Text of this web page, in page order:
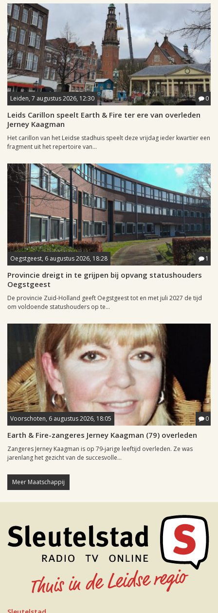
Leiden, 7 augustus 2026, 12:30 0
Leids Carillon speelt Earth & Fire ter ere van overleden
Jerney Kaagman
Het carillon van het Leidse stadhuis speelt deze vrijdag ieder kwartier een
fragment uit het repertoire van...
Oegstgeest, 6 augustus 2026, 18:28 1
Provincie dreigt in te grijpen bij opvang statushouders
Oegstgeest
De provincie Zuid-Holland geeft Oegstgeest tot en met juli 2027 de tijd
om voldoende statushouders op te...
Voorschoten, 6 augustus 2026, 18:05 0
Earth & Fire-zangeres Jerney Kaagman (79) overleden
Zangeres Jerney Kaagman is op 79-jarige leeftijd overleden. Ze was
jarenlang het gezicht van de succesvolle...
Meer Maatschappij